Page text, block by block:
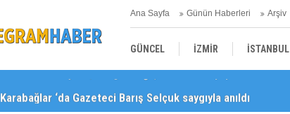
Ana Sayfa Günün Haberleri Arşiv
GÜNCEL İZMİR İSTANBUL
YEREL SAĞLIK
Karabağlar ‘da Gazeteci Barış Selçuk saygıyla anıldı